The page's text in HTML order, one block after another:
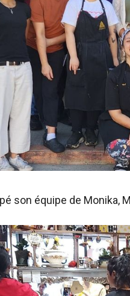
son équipe de Monika,